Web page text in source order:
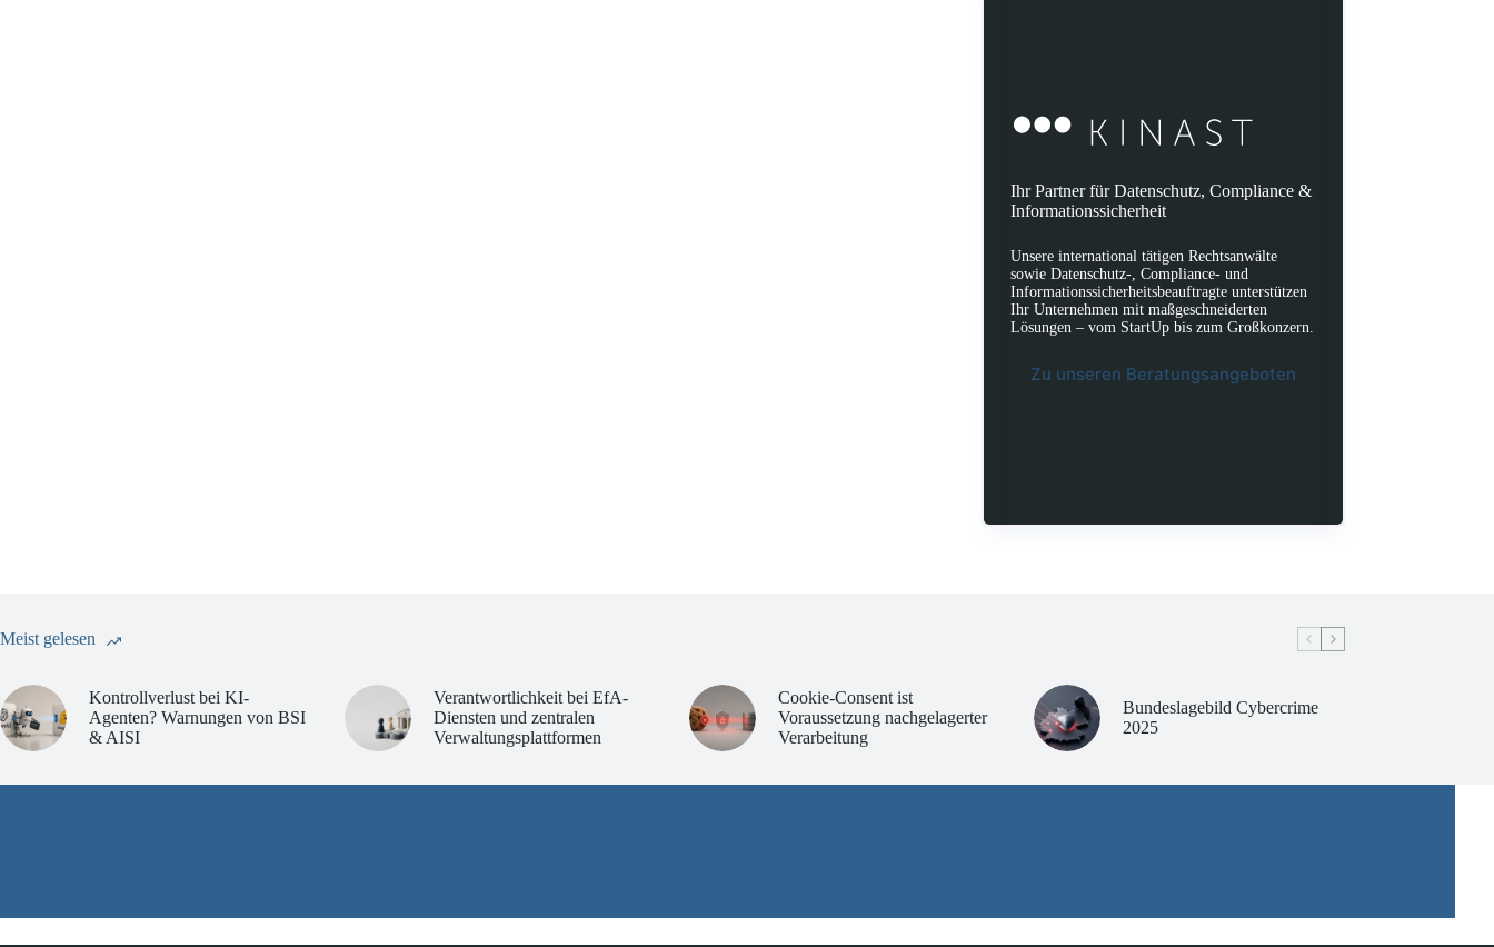
Ihr Partner für Datenschutz, Compliance &
Informationssicherheit
Unsere international tätigen Rechtsanwälte
sowie Datenschutz-, Compliance- und
Informationssicherheitsbeauftragte unterstützen
Ihr Unternehmen mit maßgeschneiderten
Lösungen – vom StartUp bis zum Großkonzern.
Zu unseren Beratungsangeboten
Meist gelesen
Kontrollverlust bei KI-
Agenten? Warnungen von BSI
& AISI
Verantwortlichkeit bei EfA-
Diensten und zentralen
Verwaltungsplattformen
Cookie-Consent ist
Voraussetzung nachgelagerter
Verarbeitung
Bundeslagebild Cybercrime
2025